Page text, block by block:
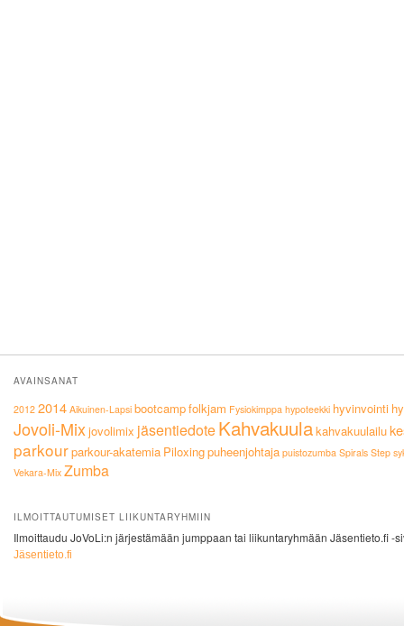
AVAINSANAT
2012 2014 Aikuinen-Lapsi bootcampfolkjam Fysiokimppa hypoteekki hyvinvointi
Jovoli-Mixjovolimix jäsentiedoteKahvakuulakahvakuulailu
parkourparkour-akatemia Piloxingpuheenjohtaja puistozumba Spirals Step
Vekara-Mix Zumba
ILMOITTAUTUMISET LIIKUNTARYHMIIN
Ilmoittaudu JoVoLi:n järjestämään jumppaan tai liikuntaryhmään Jäsentieto.fi -
Jäsentieto.fi